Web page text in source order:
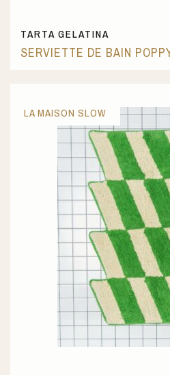
TARTA GELATINA
SERVIETTE DE BAIN
LA MAISON SLOW